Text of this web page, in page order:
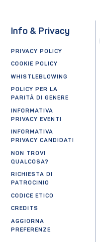
Info & Privacy
PRIVACY POLICY
COOKIE POLICY
WHISTLEBLOWING
POLICY PER LA
PARITÀ DI GENERE
INFORMATIVA
PRIVACY EVENTI
INFORMATIVA
PRIVACY CANDIDATI
NON TROVI
QUALCOSA?
RICHIESTA DI
PATROCINIO
CODICE ETICO
CREDITS
AGGIORNA
PREFERENZE